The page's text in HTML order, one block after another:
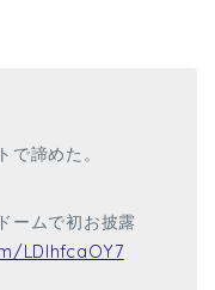
で諦めた。
ームで初お披露
LDlhfcaOY7